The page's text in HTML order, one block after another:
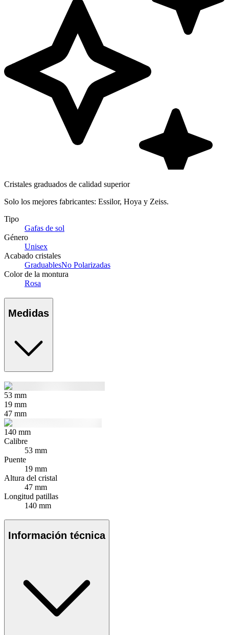
Cristales graduados de calidad superior
Solo los mejores fabricantes: Essilor, Hoya y Zeiss.
Tipo
Gafas de sol
Género
Unisex
Acabado cristales
GraduablesNo Polarizadas
Color de la montura
Rosa
Medidas
53 mm
19 mm
47 mm
140 mm
Calibre
53 mm
Puente
19 mm
Altura del cristal
47 mm
Longitud patillas
140 mm
Información técnica